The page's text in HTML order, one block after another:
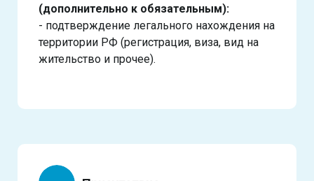
(дополнительно к обязательным):
- подтверждение легального нахождения на
территории РФ (регистрация, виза, вид на
жительство и прочее).